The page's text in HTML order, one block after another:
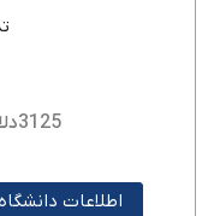
3125دلار
اطلاعات